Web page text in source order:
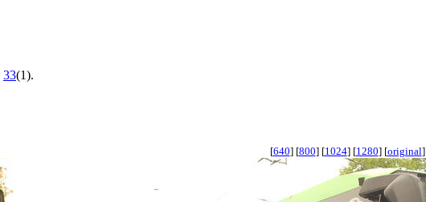
33(1).
[640] [800] [1024] [1280] [original]